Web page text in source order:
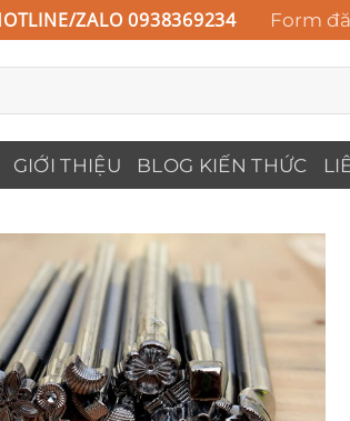
ZALO 0938369234 Form
GIỚI THIỆU BLOG KIẾN THỨC
Add to
Wishlist